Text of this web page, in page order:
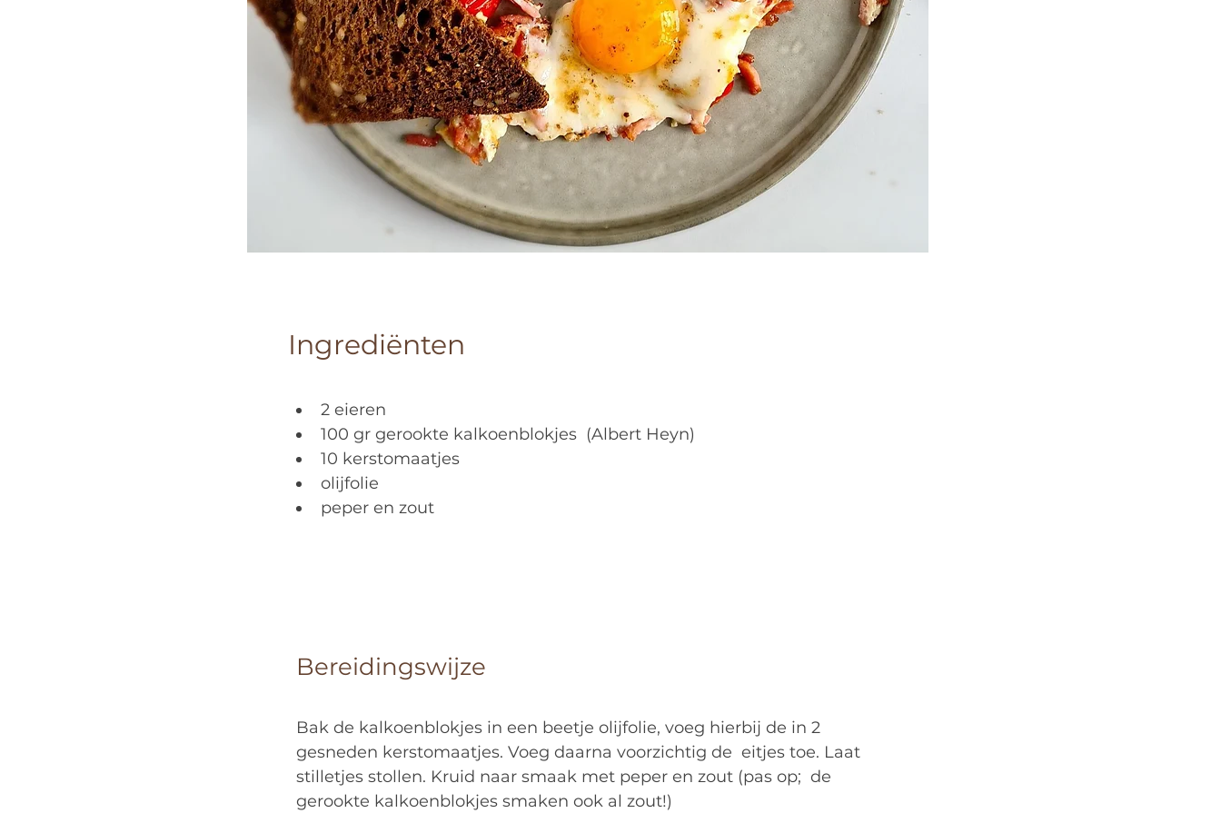
Ingrediënten
2 eieren
100 gr gerookte kalkoenblokjes  (Albert Heyn)
10 kerstomaatjes
olijfolie
peper en zout
Bereidingswijze
Bak de kalkoenblokjes in een beetje olijfolie, voeg hierbij de in 2
gesneden kerstomaatjes. Voeg daarna voorzichtig de  eitjes toe. Laat
stilletjes stollen. Kruid naar smaak met peper en zout (pas op;  de
gerookte kalkoenblokjes smaken ook al zout!)